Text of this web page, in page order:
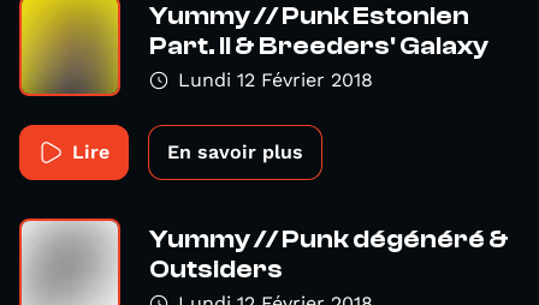
Yummy // Punk Estonien
Part. II & Breeders' Galaxy
Lundi 12 Février 2018
Lire En savoir plus
Yummy // Punk dégénéré &
Outsiders